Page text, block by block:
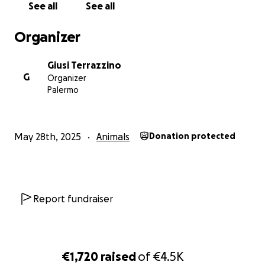
€1,720 raisedof€4.5K
See all See all
Organizer
G
Giusi Terrazzino
Organizer
Palermo
May 28th, 2025 Animals Donation protected
Report fundraiser